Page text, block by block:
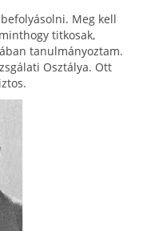
Meg kell
titkosak,
tanulmányoztam.
Osztálya. Ott